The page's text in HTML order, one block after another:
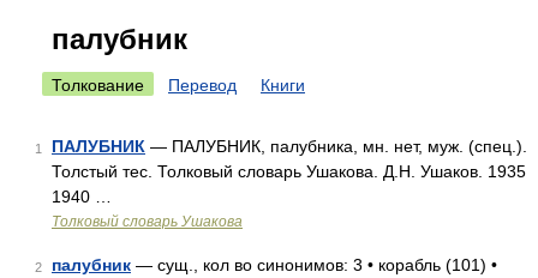
палубник
Толкование Перевод Книги
1 ПАЛУБНИК — ПАЛУБНИК, палубника, мн. нет, муж. (спец.).
Толстый тес. Толковый словарь Ушакова. Д.Н. Ушаков. 1935
1940 …
Толковый словарь Ушакова
2 палубник — сущ., кол во синонимов: 3 • корабль (101) •